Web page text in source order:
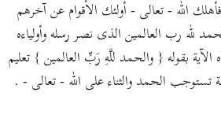
الله - تعالى - أولئك الأقوام عن آخرهم
لله رب العالمين الذى نصر رسله وأولياءه
بقوله { والحمد للَّهِ رَبِّ العالمين } تعليم
تستوجب الحمد والثناء على الله - تعالى - .